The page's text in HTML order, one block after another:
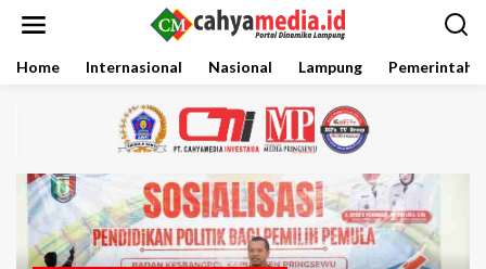
Home Internasional Nasional Lampung